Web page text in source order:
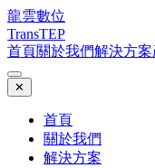
龍雲數位
TransTEP
首頁關於我們解決方案
✕
首頁
關於我們
解決方案